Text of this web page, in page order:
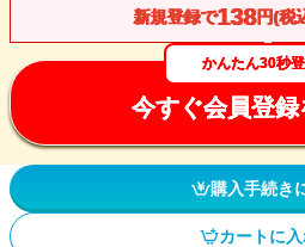
新規登録で138円(税
かんたん30秒登
今すぐ会員登録
購入手続き
カートに